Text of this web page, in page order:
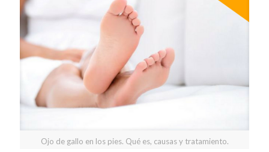
Ojo de gallo en los pies. Qué es, causas y tratamiento.